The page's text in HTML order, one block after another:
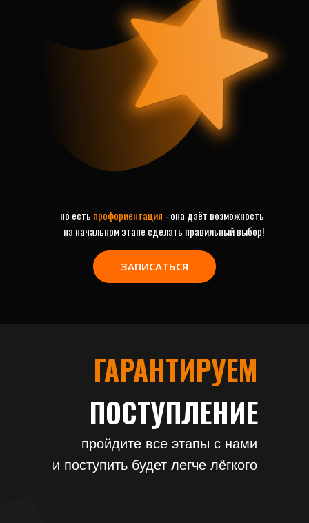
но есть профориентация - она даёт возможность
на начальном этапе сделать правильный выбор!
ЗАПИСАТЬСЯ
ГАРАНТИРУЕМ
ПОСТУПЛЕНИЕ
пройдите все этапы с нами
и поступить будет легче лёгкого